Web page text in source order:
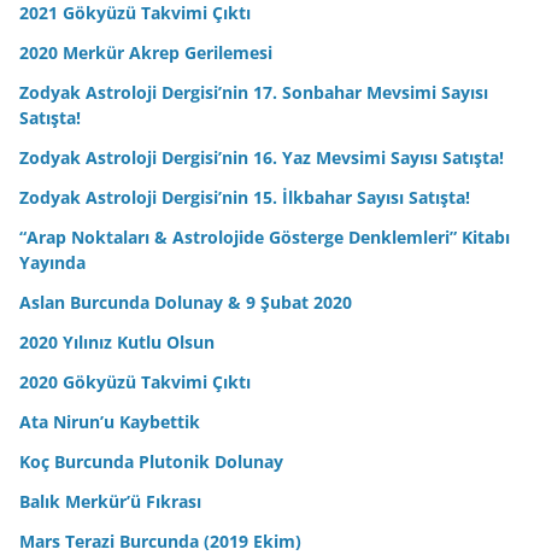
2021 Gökyüzü Takvimi Çıktı
2020 Merkür Akrep Gerilemesi
Zodyak Astroloji Dergisi’nin 17. Sonbahar Mevsimi Sayısı
Satışta!
Zodyak Astroloji Dergisi’nin 16. Yaz Mevsimi Sayısı Satışta!
Zodyak Astroloji Dergisi’nin 15. İlkbahar Sayısı Satışta!
“Arap Noktaları & Astrolojide Gösterge Denklemleri” Kitabı
Yayında
Aslan Burcunda Dolunay & 9 Şubat 2020
2020 Yılınız Kutlu Olsun
2020 Gökyüzü Takvimi Çıktı
Ata Nirun’u Kaybettik
Koç Burcunda Plutonik Dolunay
Balık Merkür’ü Fıkrası
Mars Terazi Burcunda (2019 Ekim)